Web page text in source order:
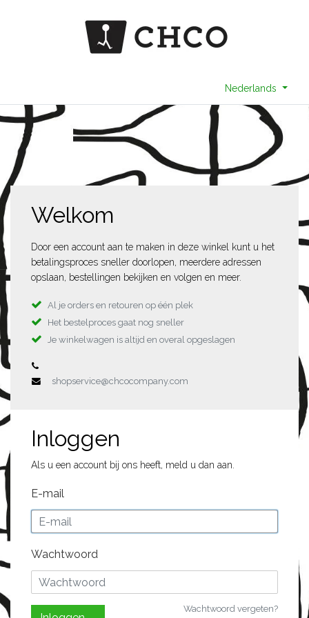
Nederlands
Welkom
Door een account aan te maken in deze winkel kunt u het
betalingsproces sneller doorlopen, meerdere adressen
opslaan, bestellingen bekijken en volgen en meer.
Al je orders en retouren op één plek
Het bestelproces gaat nog sneller
Je winkelwagen is altijd en overal opgeslagen
shopservice@chcocompany.com
Inloggen
Als u een account bij ons heeft, meld u dan aan.
E-mail
Wachtwoord
Wachtwoord vergeten?